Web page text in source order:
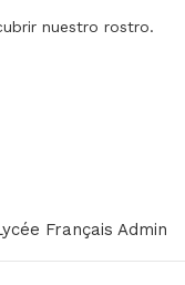
nuestro rostro.
Français Admin